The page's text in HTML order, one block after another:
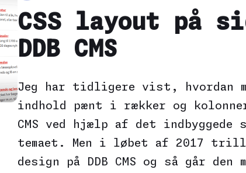
CSS layout på
DDB CMS
Jeg har tidligere vist, hvordan
indhold pænt i rækker og
CMS ved hjælp af det
temaet. Men i løbet af 2017
design på DDB CMS og så går den